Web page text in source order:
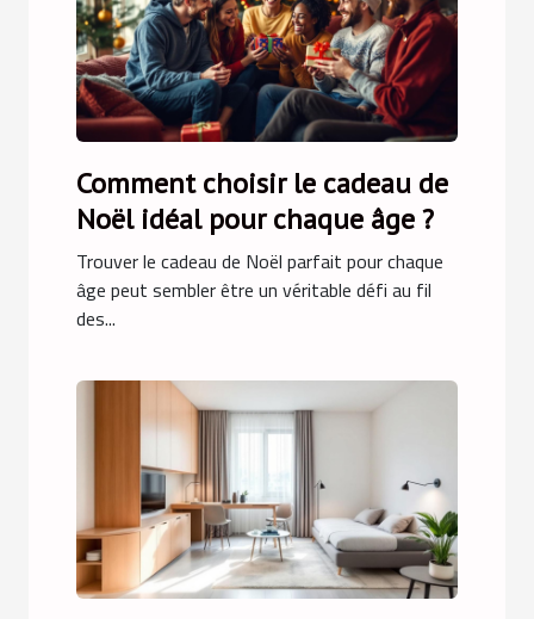
Comment choisir le cadeau de
Noël idéal pour chaque âge ?
Trouver le cadeau de Noël parfait pour chaque
âge peut sembler être un véritable défi au fil
des...